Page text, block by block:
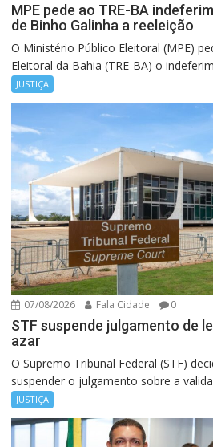
MPE pede ao TRE-BA
de Binho Galinha a reeleição
O Ministério Público Eleitoral (MPE)
Eleitoral da Bahia (TRE-BA) o
JUSTIÇA
07/08/2026 Fala Cidade 0
STF suspende julgamento de
azar
O Supremo Tribunal Federal (STF)
suspender o julgamento sobre a
JUSTIÇA